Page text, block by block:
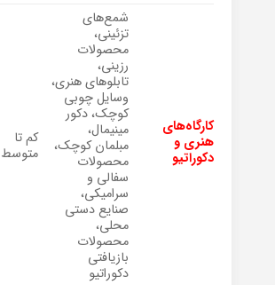
کارگاه‌های
هنری و
دکوراتیو
شمع‌های
تزئینی،
محصولات
رزینی،
تابلوهای هنری،
وسایل چوبی
کوچک، دکور
مینیمال،
مبلمان کوچک،
محصولات
سفالی و
سرامیکی،
صنایع دستی
محلی،
محصولات
بازیافتی
دکوراتیو
کم تا
متوسط